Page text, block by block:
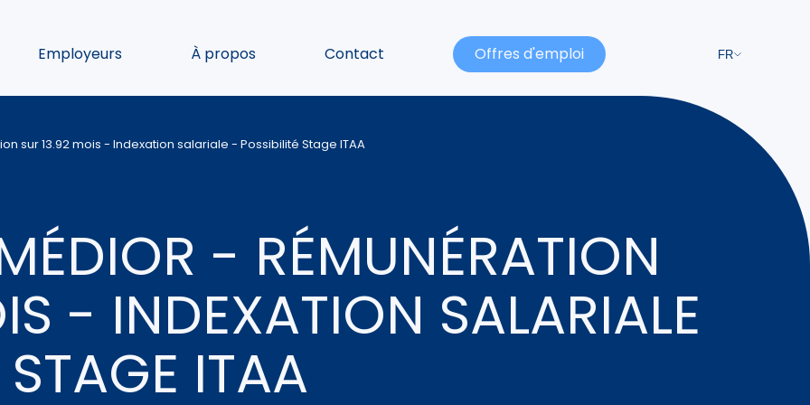
Employeurs À propos Contact Offres d'emploi FR
sur 13.92 mois - Indexation salariale - Possibilité Stage ITAA
- RÉMUNÉRATION
- INDEXATION SALARIALE
ITAA